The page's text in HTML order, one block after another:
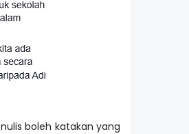
boleh katakan yang